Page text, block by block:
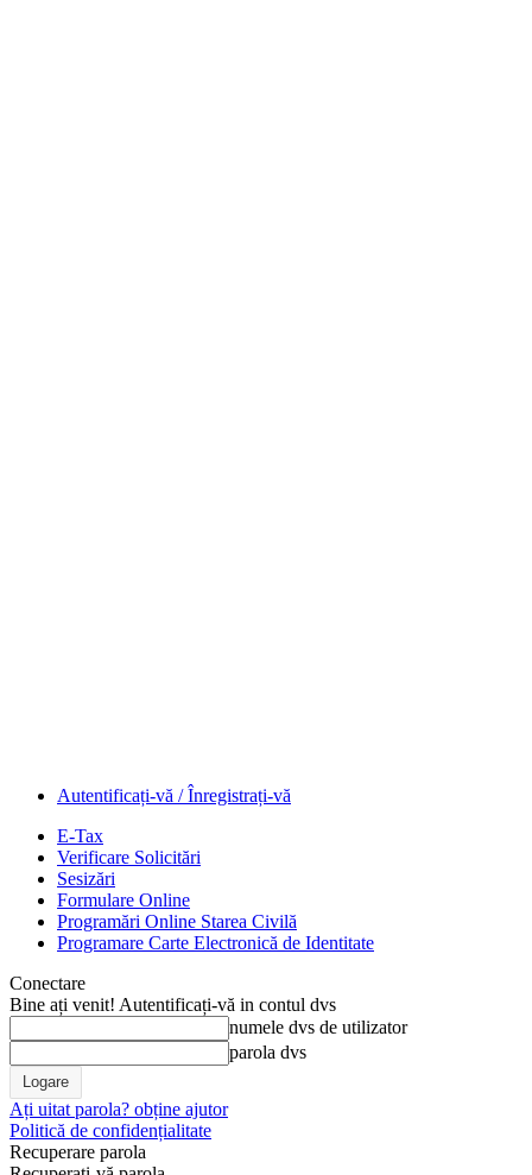
Autentificați-vă / Înregistrați-vă
E-Tax
Verificare Solicitări
Sesizări
Formulare Online
Programări Online Starea Civilă
Programare Carte Electronică de Identitate
Conectare
Bine ați venit! Autentificați-vă in contul dvs
numele dvs de utilizator
parola dvs
Ați uitat parola? obține ajutor
Politică de confidențialitate
Recuperare parola